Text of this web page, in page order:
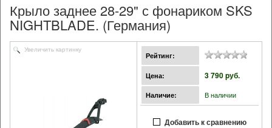
Крыло заднее 28-29" с фонариком SKS
NIGHTBLADE. (Германия)
Увеличить картинку
Рейтинг:
Цена: 3 790 pуб.
Наличие: В наличии
Добавить к сравнению